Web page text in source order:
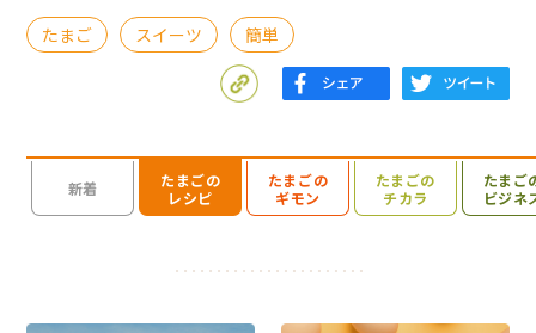
たまご スイーツ 簡単
新着
たまごの
レシピ
たまごの
ギモン
たまごの
チカラ
たまご
ビジネ
検索を開く